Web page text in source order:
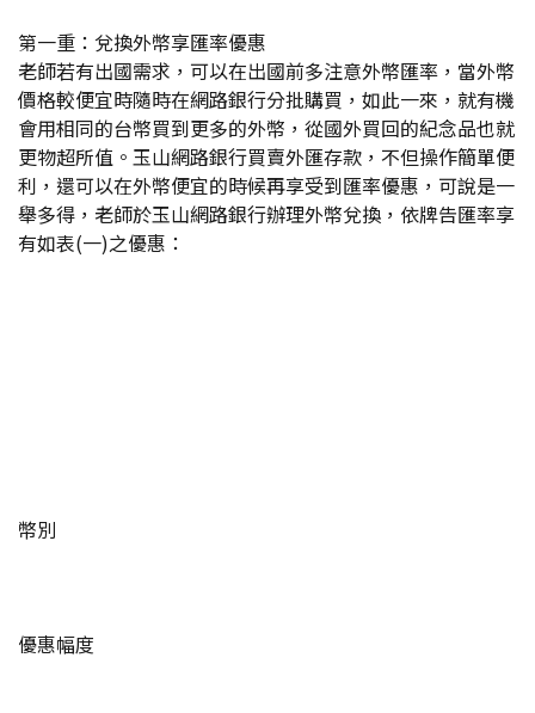
第一重：兌換外幣享匯率優惠
老師若有出國需求，可以在出國前多注意外幣匯率，當外幣
價格較便宜時隨時在網路銀行分批購買，如此一來，就有機
會用相同的台幣買到更多的外幣，從國外買回的紀念品也就
更物超所值。玉山網路銀行買賣外匯存款，不但操作簡單便
利，還可以在外幣便宜的時候再享受到匯率優惠，可說是一
舉多得，老師於玉山網路銀行辦理外幣兌換，依牌告匯率享
有如表(一)之優惠：
幣別
優惠幅度